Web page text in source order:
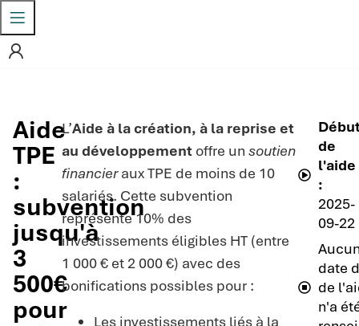
Aide
TPE
:
subvention
jusqu'à
3
500€
pour
L’Aide à la création, à la reprise et
au développement offre unsoutien
financieraux TPE de moins de 10
salariés. Cette subvention
représente 10% des
investissements éligibles HT (entre
1 000 € et 2 000 €) avec des
bonifications possibles pour :
Les investissements liés à la
de
l'aide
:
2025-
09-22
date
de
n'a